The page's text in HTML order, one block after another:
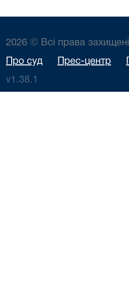
2026 © Всі права захищені
Про суд Прес-центр
v1.38.1